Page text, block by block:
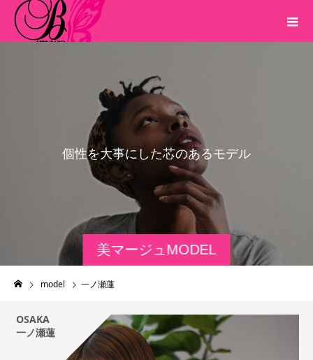
美マージュMODEL
個性を大事にし た芯のあるモデル達
model 一ノ瀬蓮
OSAKA
一ノ瀬蓮